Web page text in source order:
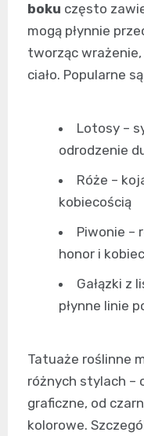
boku często
mogą płynnie
tworząc
ciało. Popularne
Lotosy –
odrodzenie
Róże –
kobiecością
Piwonie –
honor i
Gałązki z
płynne linie
Tatuaże roślinne
różnych stylach –
graficzne, od
kolorowe.